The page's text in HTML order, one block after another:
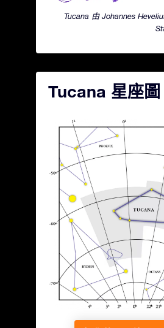
Tucana 由 Johannes
Tucana 星座圖